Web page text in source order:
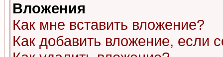
Вложения
Как мне вставить вложение?
Как добавить вложение, если